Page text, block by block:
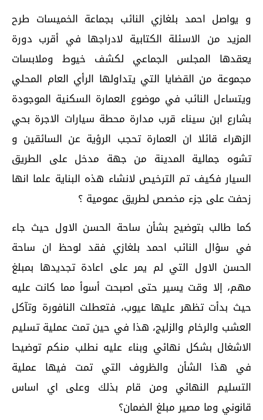
و يواصل احمد بلغازي النائب بجماعة الخميسات طرح
المزيد من الاسئلة الكتابية لادراجها في أقرب دورة
يعقدها المجلس الجماعي لكشف خيوط وملابسات
مجموعة من القضايا التي يتداولها الرأي العام المحلي
ويتساءل النائب في موضوع العمارة السكنية الموجودة
بشارع ابن سيناء قرب مدارة محطة سيارات الاجرة بحي
الزهراء قائلا ان العمارة تحجب الرؤية عن السائقين و
تشوه جمالية المدينة من جهة مدخل على الطريق
السيار فكيف تم الترخيص لانشاء هذه البناية علما انها
زحفت على جزء مخصص لطريق عمومية ؟
كما طالب بتوضيح بشأن ساحة الحسن الاول حيث جاء
في سؤال النائب احمد بلغازي فقد لوحظ ان ساحة
الحسن الاول التي لم يمر على اعادة تجديدها بمبلغ
مهم، إلا وقت يسير حتى اصبحت أسوأ مما كانت عليه
حيث بدأت تظهر عليها عيوب، فتعطلت النافورة وتآكل
العشب والرخام والزليج، هذا في حين تمت عملية تسليم
الاشغال بشكل نهائي وبناء عليه نطلب منكم توضيحا
في هذا الشأن والظروف التي تمت فيها عملية
التسليم النهائي ومن قام بذلك وعلى اي اساس
قانوني وما مصير مبلغ الضمان؟